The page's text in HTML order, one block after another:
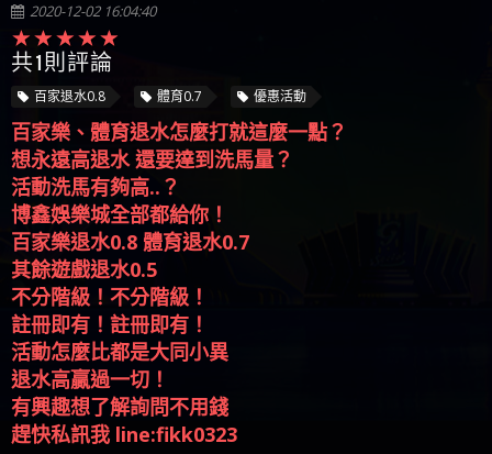
2020-12-02 16:04:40
共1則評論
百家退水0.8 體育0.7 優惠活動
百家樂、體育退水怎麼打就這麼一點？
想永遠高退水 還要達到洗馬量？
活動洗馬有夠高..？
博鑫娛樂城全部都給你！
百家樂退水0.8 體育退水0.7
其餘遊戲退水0.5
不分階級！不分階級！
註冊即有！註冊即有！
活動怎麼比都是大同小異
退水高贏過一切！
有興趣想了解詢問不用錢
趕快私訊我 line:fikk0323